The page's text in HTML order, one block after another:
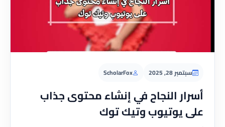
سبتمبر 28, 2025 ScholarFox
أسرار النجاح في إنشاء محتوى جذاب
على يوتيوب وتيك توك